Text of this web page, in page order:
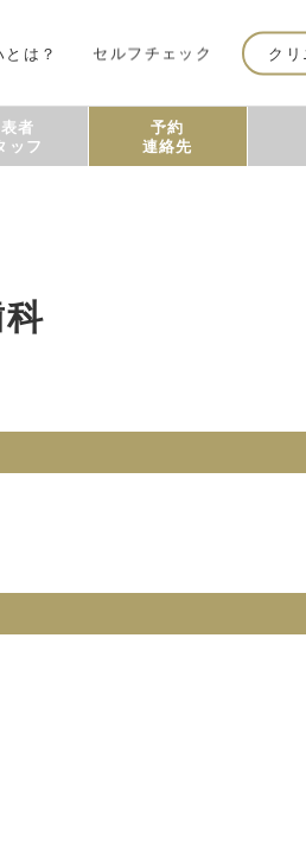
とは？ セルフチェック ク
者
ッフ
予約
連絡先